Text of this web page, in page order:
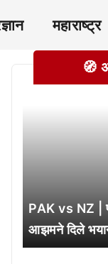
महाराष्ट्र
🧭
PAK vs NZ |
आझमने दिले